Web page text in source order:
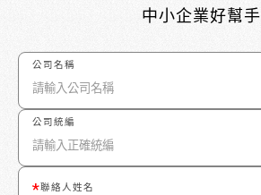
中小企業好幫手
公司名稱
公司統編
聯絡人姓名